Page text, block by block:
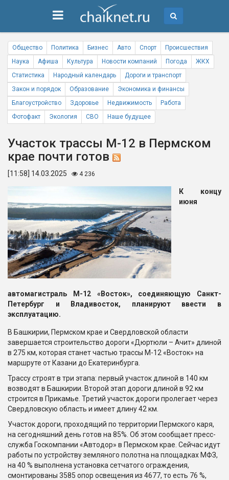
Общество Политика Бизнес Авто Спорт
Происшествия
Наука
Афиша Культура Новости компаний Погода
ЖКХ
Статистика
Народный календарь
Дороги и транспорт
Закон и порядок
Образование
Экономика и финансы
Благоустройство
Здоровье Недвижимость
Работа
Фотофакт
Экология СВО Наше будущее
Участок трассы М-12 в Пермском
крае почти готов
[11:58] 14.03.2025 4 236
К концу
июня
автомагистраль М-12 «Восток», соединяющую Санкт-
Петербург и Владивосток, планируют ввести в
эксплуатацию.
В Башкирии, Пермском крае и Свердловской области
завершается строительство дороги «Дюртюли – Ачит» длиной
в 275 км, которая станет частью трассы М-12 «Восток» на
маршруте от Казани до Екатеринбурга.
Трассу строят в три этапа: первый участок длиной в 140 км
возводят в Башкирии. Второй этап дороги длиной в 92 км
строится в Прикамье. Третий участок дороги пролегает через
Свердловскую область и имеет длину 42 км.
Участок дороги, проходящий по территории Пермского каря,
на сегодняшний день готов на 85%. Об этом сообщает пресс-
служба Госкомпании «Автодор» в Пермском крае. Сейчас идут
работы по устройству земляного полотна на площадках МФЗ,
на 40 % выполнена установка сетчатого ограждения,
смонтированы 3585 опор освещения из 4677, то есть 76 %,